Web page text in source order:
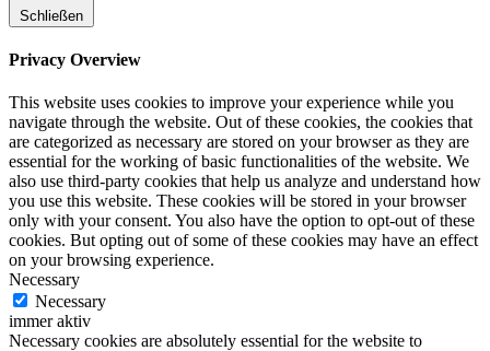
Schließen
Privacy Overview
This website uses cookies to improve your experience while you
navigate through the website. Out of these cookies, the cookies that
are categorized as necessary are stored on your browser as they are
essential for the working of basic functionalities of the website. We
also use third-party cookies that help us analyze and understand how
you use this website. These cookies will be stored in your browser
only with your consent. You also have the option to opt-out of these
cookies. But opting out of some of these cookies may have an effect
on your browsing experience.
Necessary
Necessary
immer aktiv
Necessary cookies are absolutely essential for the website to